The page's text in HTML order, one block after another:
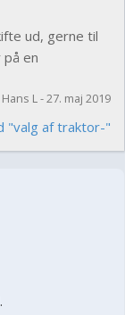
ud, gerne til
en
L - 27. maj 2019
"valg af traktor-"